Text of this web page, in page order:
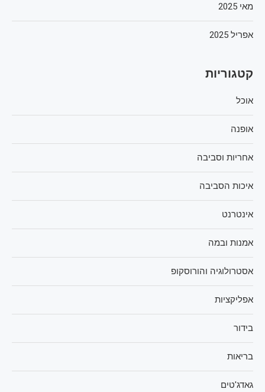
מאי 2025
אפריל 2025
קטגוריות
אוכל
אופנה
אחריות וסביבה
איכות הסביבה
אינטרנט
אמנות ובמה
אסטרולוגיה והורוסקופ
אפליקציות
בידור
בריאות
גאדג'טים